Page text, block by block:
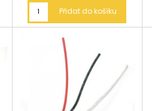
Přidat do košíku